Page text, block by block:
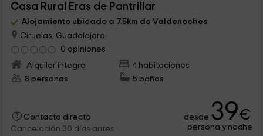
Casa Rural Eras de Pantrillar
Alojamiento ubicado a 7.5km de Valdenoches
Ciruelas, Guadalajara
0 opiniones
Alquiler íntegro
4 habitaciones
8 personas
5 baños
Contacto directo
Cancelación 30 días antes
desde 39€
persona y noche